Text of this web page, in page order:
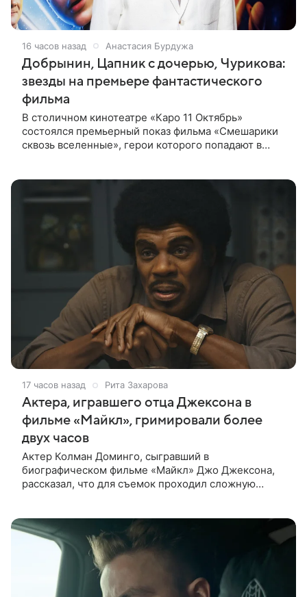
16 часов назад Анастасия Бурдужа
Добрынин, Цапник с дочерью, Чурикова:
звезды на премьере фантастического
фильма
В столичном кинотеатре «Каро 11 Октябрь»
состоялся премьерный показ фильма «Смешарики
сквозь вселенные», герои которого попадают в
17 часов назад Рита Захарова
Актера, игравшего отца Джексона в
фильме «Майкл», гримировали более
двух часов
Актер Колман Доминго, сыгравший в
биографическом фильме «Майкл» Джо Джексона,
рассказал, что для съемок проходил сложную